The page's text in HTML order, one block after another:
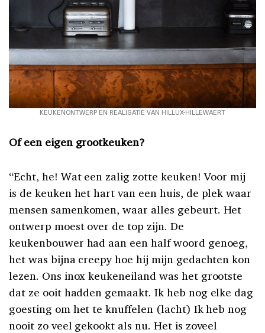
KEUKENONTWERP EN REALISATIE VAN HILLUX-HILLEWAERT
Of een eigen grootkeuken?
“Echt, he! Wat een zalig zotte keuken! Voor mij
is de keuken het hart van een huis, de plek waar
mensen samenkomen, waar alles gebeurt. Het
ontwerp moest over de top zijn. De
keukenbouwer had aan een half woord genoeg,
het was bijna creepy hoe hij mijn gedachten kon
lezen. Ons inox keukeneiland was het grootste
dat ze ooit hadden gemaakt. Ik heb nog elke dag
goesting om het te knuffelen (lacht) Ik heb nog
nooit zo veel gekookt als nu. Het is zoveel